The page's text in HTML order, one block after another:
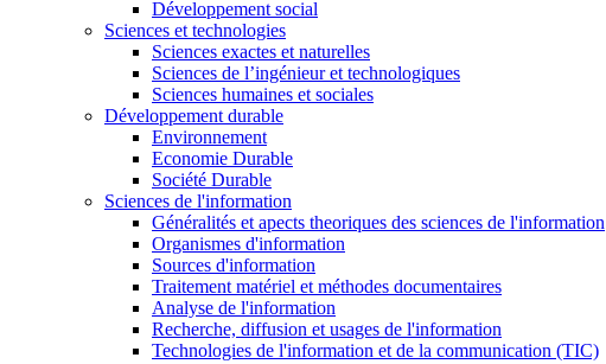
Développement social
Sciences et technologies
Sciences exactes et naturelles
Sciences de l’ingénieur et technologiques
Sciences humaines et sociales
Développement durable
Environnement
Economie Durable
Société Durable
Sciences de l'information
Généralités et apects theoriques des sciences de l'information
Organismes d'information
Sources d'information
Traitement matériel et méthodes documentaires
Analyse de l'information
Recherche, diffusion et usages de l'information
Technologies de l'information et de la communication (TIC)